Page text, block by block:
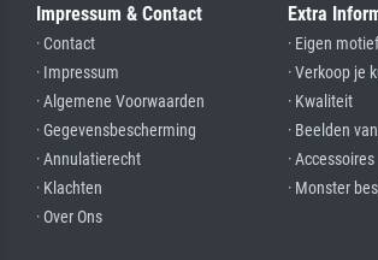
Impressum & Contact
· Contact
· Impressum
· Algemene Voorwaarden
· Gegevensbescherming
· Annulatierecht
· Klachten
· Over Ons
Extra
· Eigen motief
· Verkoop je
· Kwaliteit
· Beelden
· Accessoires
· Monster